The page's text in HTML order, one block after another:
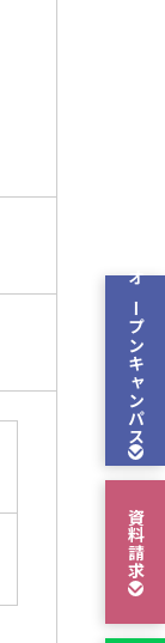
オープン
キャンパス
資料請求